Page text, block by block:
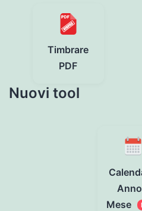
Timbrare
PDF
Nuovi tool
Mese